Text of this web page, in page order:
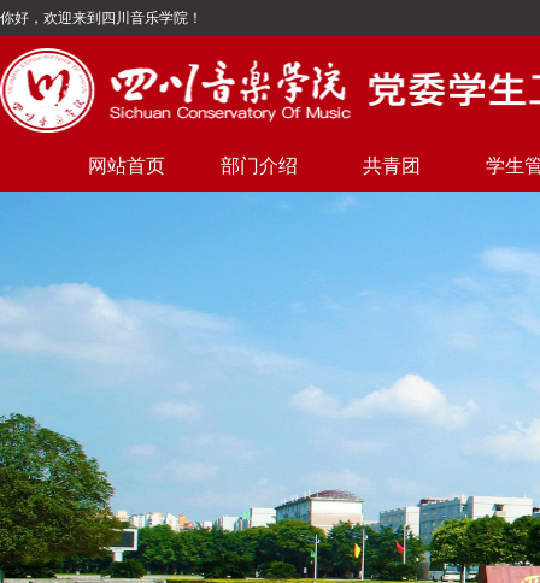
你好，欢迎来到四川音乐学院！
网站首页 部门介绍 共青团 学生